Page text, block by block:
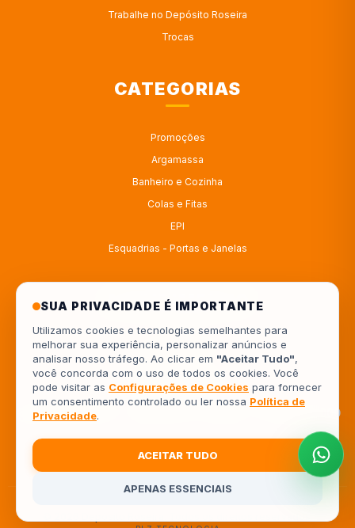
Trabalhe no Depósito Roseira
Trocas
CATEGORIAS
Promoções
Argamassa
Banheiro e Cozinha
Colas e Fitas
EPI
Esquadrias - Portas e Janelas
ATENDIMENTO
4333414222
554333414222
Av. Europa, 962 - Jardim Piza, Londrina - PR, 86041-000
SUA PRIVACIDADE É IMPORTANTE
Utilizamos cookies e tecnologias semelhantes para
melhorar sua experiência, personalizar anúncios e
analisar nosso tráfego. Ao clicar em "Aceitar Tudo",
você concorda com o uso de todos os cookies. Você
pode visitar as Configurações de Cookies para fornecer
um consentimento controlado ou ler nossa Política de
Privacidade.
ACEITAR TUDO
APENAS ESSENCIAIS